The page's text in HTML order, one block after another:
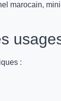
marocain,
: